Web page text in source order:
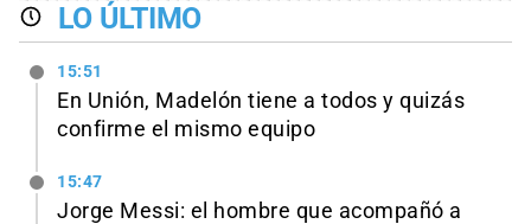
LO ÚLTIMO
15:51
En Unión, Madelón tiene a todos y quizás
confirme el mismo equipo
15:47
Jorge Messi: el hombre que acompañó a